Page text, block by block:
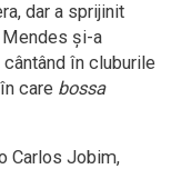
dar a sprijinit
Mendes și-a
în cluburile
care bossa
Carlos Jobim,